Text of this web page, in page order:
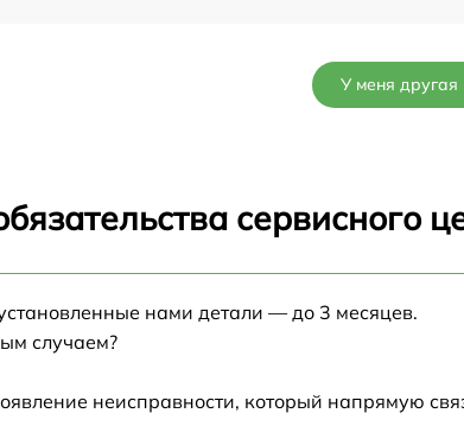
У меня другая
сервисного
нами детали — до 3 месяцев.
случаем?
неисправности, который напрямую